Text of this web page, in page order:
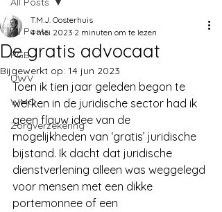
All Posts
PGB
UWV
WMO
Zorgverzekering
De gratis advocaat
T.M.J. Oosterhuis
4 mei 2023 2 minuten om te lezen
Bijgewerkt op: 14 jun 2023
Toen ik tien jaar geleden begon te
werken in de juridische sector had ik
geen flauw idee van de
mogelijkheden van ‘gratis’ juridische
bijstand. Ik dacht dat juridische
dienstverlening alleen was weggelegd
voor mensen met een dikke
portemonnee of een